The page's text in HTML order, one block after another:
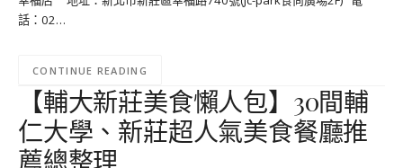
話：02…
CONTINUE READING
【輔大新莊美食懶人包】30間輔
仁大學、新莊超人氣美食餐廳推
薦總整理